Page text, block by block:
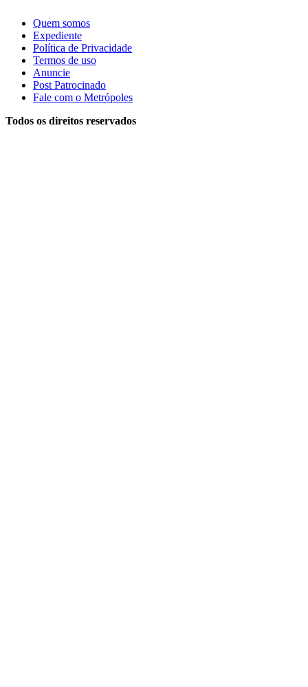
Quem somos
Expediente
Política de Privacidade
Termos de uso
Anuncie
Post Patrocinado
Fale com o Metrópoles
Todos os direitos reservados